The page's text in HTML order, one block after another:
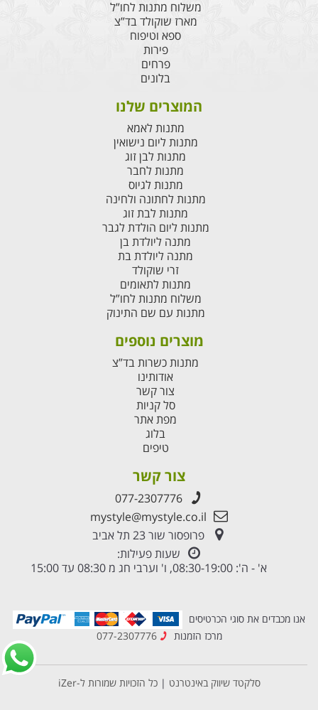
משלוח מתנות לחו”ל
מארז שוקולד בד”צ
ספא וטיפוח
פירות
פרחים
בלונים
המוצרים שלנו
מתנות לאמא
מתנות ליום נישואין
מתנות לבן זוג
מתנות לחבר
מתנות לגיוס
מתנות לחתונה ולחינה
מתנות לבת זוג
מתנות ליום הולדת לגבר
מתנה ליולדת בן
מתנה ליולדת בת
זרי שוקולד
מתנות לתאומים
משלוח מתנות לחו”ל
מתנות עם שם התינוק
מוצרים נוספים
מתנות כשרות בד”צ
אודותינו
צור קשר
סל קניות
מפת אתר
בלוג
טיפים
צור קשר
077-2307776
mystyle@mystyle.co.il
פרופסור שור 23 תל אביב
שעות פעילות:
א' - ה': 08:30-19:00, ו' וערבי חג מ 08:30 עד 15:00
אנו מכבדים את סוגי הכרטיסים
מרכז הזמנות
077-2307776
סלקטד שיווק באינטרנט |כל הזכויות שמורות ל-iZer